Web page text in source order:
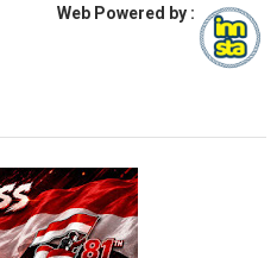
Web Powered by :